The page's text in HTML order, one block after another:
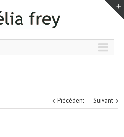
Précédent Suivant